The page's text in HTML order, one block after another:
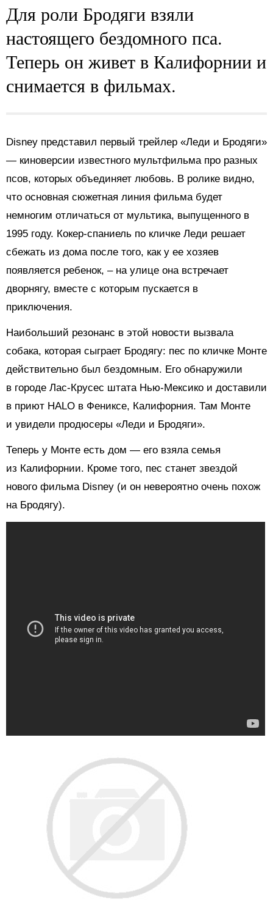
Для роли Бродяги взяли
настоящего бездомного пса.
Теперь он живет в Калифорнии и
снимается в фильмах.
Disney представил первый трейлер «Леди и Бродяги»
— киноверсии известного мультфильма про разных
псов, которых объединяет любовь. В ролике видно,
что основная сюжетная линия фильма будет
немногим отличаться от мультика, выпущенного в
1995 году. Кокер-спаниель по кличке Леди решает
сбежать из дома после того, как у ее хозяев
появляется ребенок, – на улице она встречает
дворнягу, вместе с которым пускается в
приключения.
Наибольший резонанс в этой новости вызвала
собака, которая сыграет Бродягу: пес по кличке Монте
действительно был бездомным. Его обнаружили
в городе Лас-Крусес штата Нью-Мексико и доставили
в приют HALO в Фениксе, Калифорния. Там Монте
и увидели продюсеры «Леди и Бродяги».
Теперь у Монте есть дом — его взяла семья
из Калифорнии. Кроме того, пес станет звездой
нового фильма Disney (и он невероятно очень похож
на Бродягу).